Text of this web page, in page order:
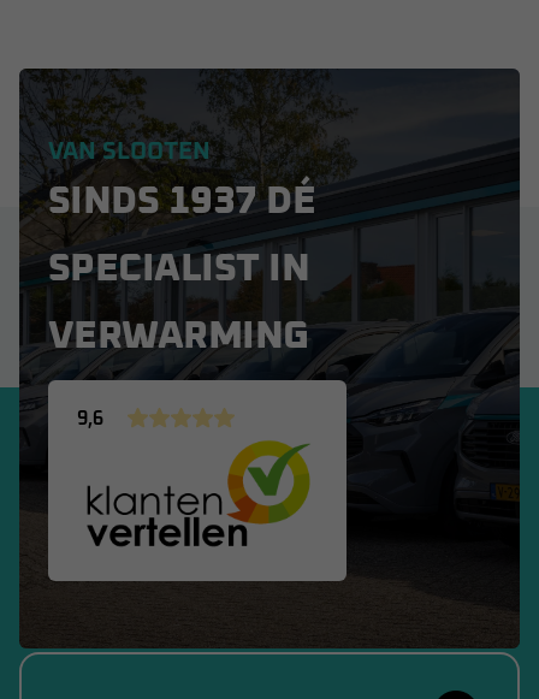
VAN SLOOTEN
SINDS 1937 DÉ
SPECIALIST IN
VERWARMING
9,6